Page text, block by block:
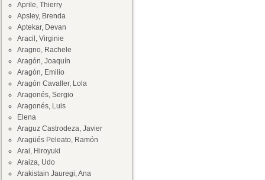
Aprile, Thierry
Apsley, Brenda
Aptekar, Devan
Aracil, Virginie
Aragno, Rachele
Aragón, Joaquín
Aragón, Emilio
Aragón Cavaller, Lola
Aragonés, Sergio
Aragonés, Luis
Elena
Araguz Castrodeza, Javier
Aragüés Peleato, Ramón
Arai, Hiroyuki
Araiza, Udo
Arakistain Jauregi, Ana